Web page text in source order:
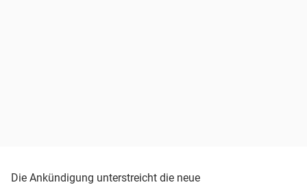
Die Ankündigung unterstreicht die neue